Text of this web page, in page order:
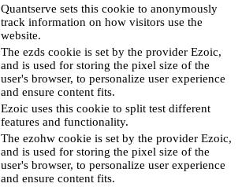
Quantserve sets this cookie to anonymously
track information on how visitors use the
website.
The ezds cookie is set by the provider Ezoic,
and is used for storing the pixel size of the
user's browser, to personalize user experience
and ensure content fits.
Ezoic uses this cookie to split test different
features and functionality.
The ezohw cookie is set by the provider Ezoic,
and is used for storing the pixel size of the
user's browser, to personalize user experience
and ensure content fits.